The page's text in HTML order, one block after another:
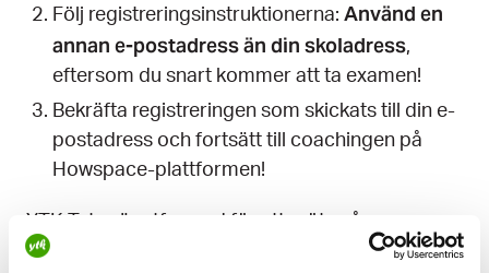
Följ registreringsinstruktionerna: Använd en
annan e-postadress än din skoladress,
eftersom du snart kommer att ta examen!
Bekräfta registreringen som skickats till din e-
postadress och fortsätt till coachingen på
Howspace-plattformen!
YTK Tutor är utformad för att möta våra
studentmedlemmars behov av stöd i att skriva